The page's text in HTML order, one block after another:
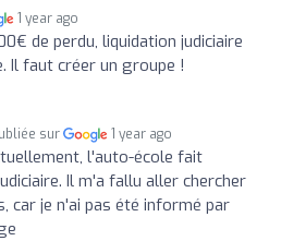
1 year ago
de perdu, liquidation judiciaire
Il faut créer un groupe !
sur 1 year ago
l'auto-école fait
Il m'a fallu aller chercher
car je n'ai pas été informé par